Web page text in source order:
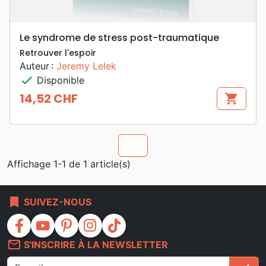
Le syndrome de stress post-traumatique
Retrouver l'espoir
Auteur : Jeremy Lelek
check Disponible
Prix
14,52 CHF shopping_cart
Affichage 1-1 de 1 article(s)
bookmark SUIVEZ-NOUS
facebook youtube pinterest instagram
tiktok
mail_outline S'INSCRIRE À LA NEWSLETTER